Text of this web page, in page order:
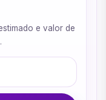
e valor de